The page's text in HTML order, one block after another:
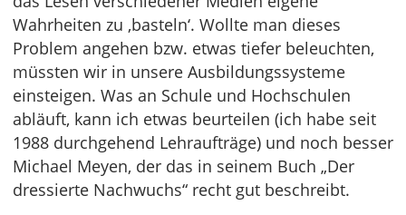
Wahrheiten zu ‚basteln‘. Wollte man dieses
Problem angehen bzw. etwas tiefer beleuchten,
müssten wir in unsere Ausbildungssysteme
einsteigen. Was an Schule und Hochschulen
abläuft, kann ich etwas beurteilen (ich habe seit
1988 durchgehend Lehraufträge) und noch besser
Michael Meyen, der das in seinem Buch „Der
dressierte Nachwuchs“ recht gut beschreibt.